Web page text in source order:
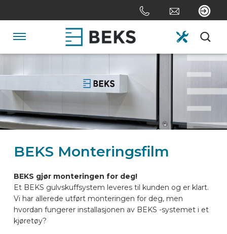
to
Jump
the
navigation
OM OSS
SKREDDERSYDD
SEKTORER
BEKS Monteringsfilm
BEKS gjør monteringen for deg!
Et BEKS gulvskuffsystem leveres til kunden og er klart.
Vi har allerede utført monteringen for deg, men
hvordan fungerer installasjonen av BEKS -systemet i et
kjøretøy?